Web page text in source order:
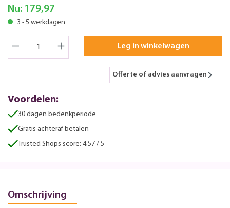
Nu: 179,97
3 - 5 werkdagen
Leg in winkelwagen
Offerte of advies aanvragen
Voordelen:
30 dagen bedenkperiode
Gratis achteraf betalen
Trusted Shops score: 4.57 / 5
Omschrijving